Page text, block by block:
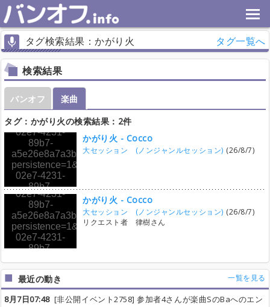
タグ検索結果：かがり火 タグ一覧へ
検索結果
バンオフ
楽曲
タグ：かがり火の検索結果：2件
かがり火 - Cocco
大セッション (ノンジャンルセッション) (26/8/7)
かがり火 - Cocco
大セッション (ノンジャンルセッション) (26/8/7)
リクエスト者 律樹さん
最近の動き 一覧を見る
8月7日07:48[非公開イベント2758] 参加者4さんが楽曲SのBaへのエン